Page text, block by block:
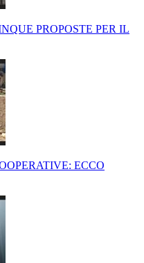
PROPOSTE PER IL
ECCO